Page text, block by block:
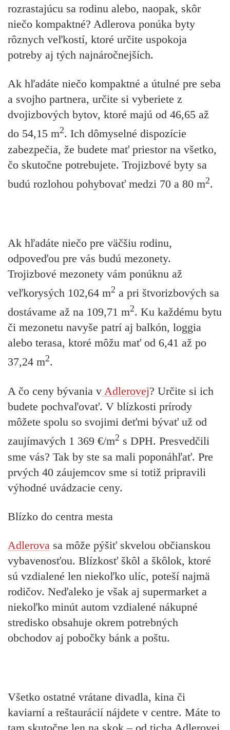
rozrastajúcu sa rodinu alebo, naopak, skôr
niečo kompaktné? Adlerova ponúka byty
rôznych veľkostí, ktoré určite uspokoja
potreby aj tých najnáročnejších.
Ak hľadáte niečo kompaktné a útulné pre seba
a svojho partnera, určite si vyberiete z
dvojizbových bytov, ktoré majú od 46,65 až
do 54,15 m2. Ich dômyselné dispozície
zabezpečia, že budete mať priestor na všetko,
čo skutočne potrebujete. Trojizbové byty sa
budú rozlohou pohybovať medzi 70 a 80 m2.
Ak hľadáte niečo pre väčšiu rodinu,
odpoveďou pre vás budú mezonety.
Trojizbové mezonety vám ponúknu až
veľkorysých 102,64 m2 a pri štvorizbových sa
dostávame až na 109,71 m2. Ku každému bytu
či mezonetu navyše patrí aj balkón, loggia
alebo terasa, ktoré môžu mať od 6,41 až po
37,24 m2.
A čo ceny bývania v Adlerovej? Určite si ich
budete pochvaľovať. V blízkosti prírody
môžete spolu so svojimi deťmi bývať už od
zaujímavých 1 369 €/m2 s DPH. Presvedčili
sme vás? Tak by ste sa mali poponáhľať. Pre
prvých 40 záujemcov sme si totiž pripravili
výhodné uvádzacie ceny.
Blízko do centra mesta
Adlerova sa môže pýšiť skvelou občianskou
vybavenosťou. Blízkosť škôl a škôlok, ktoré
sú vzdialené len niekoľko ulíc, poteší najmä
rodičov. Neďaleko je však aj supermarket a
niekoľko minút autom vzdialené nákupné
stredisko obsahuje okrem potrebných
obchodov aj pobočky bánk a poštu.
Všetko ostatné vrátane divadla, kina či
kaviarní a reštaurácií nájdete v centre. Máte to